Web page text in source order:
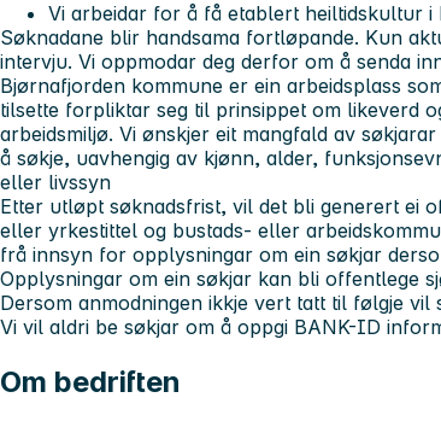
Vi arbeidar for å få etablert heiltidskultur i
Søknadane blir handsama fortløpande. Kun
intervju. Vi oppmodar deg derfor om å senda
Bjørnafjorden kommune er ein arbeidsplass
tilsette forpliktar seg til prinsippet om likeverd
arbeidsmiljø. Vi ønskjer eit mangfald av
å søkje, uavhengig av kjønn, alder,
eller livssyn
Etter utløpt søknadsfrist, vil det bli generert ei
eller yrkestittel og bustads- eller
frå innsyn for opplysningar om ein søkjar
Opplysningar om ein søkjar kan bli offentlege
Dersom anmodningen ikkje vert tatt til følgje vil
Vi vil aldri be søkjar om å oppgi BANK-ID
Om bedriften